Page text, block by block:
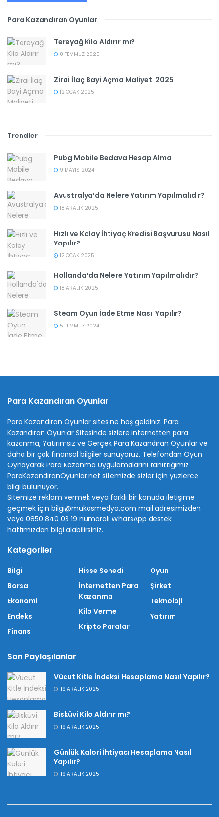
Para Kazandıran Oyunlar
Tereyağ Kilo Aldırır mı?
8 TEMMUZ 2025
Zirai İlaç Bayi Açma Maliyeti 2025
12 OCAK 2025
Trendler
Pubg Mobile Bedava Hesap Alma
9 MAYIS 2024
Avustralya’da Nelere Yatırım Yapılmalıdır?
18 ARALIK 2025
Hızlı ve Kolay İhtiyaç Kredisi Başvurusu Nasıl
Yapılır?
12 OCAK 2025
Hollanda’da Nelere Yatırım Yapılmalıdır?
18 ARALIK 2025
Steam Oyun İade Etme Nasıl Yapılır?
5 TEMMUZ 2024
Para Kazandıran Oyunlar
Para Kazandıran Oyunlar sitesine hoş geldiniz. Para
Kazandıran Oyunlar Sitesinde sizlere internetten para
kazanma, Yatırımsız ve Gerçek Para Kazandıran Oyunlar ve
daha bir çok finansal bilgiler sunuyoruz. Telefondan Oyun
Oynayarak Para Kazanma Uygulamalarını tanıttığımız
ParaKazandıranOyunlar.net sitemizde sizler için yüzlerce
bilgi bulunuyor.
Sitemize reklam vermek veya farklı bir konuda iletişime
geçmek için bilgi@mukasmedya.com mail adresimizden
veya 0850 840 03 19 numaralı WhatsApp destek
hattımızdan bilgi alabilirsiniz.
Kategoriler
Bilgi
Borsa
Ekonomi
Endeks
Finans
Hisse Senedi
İnternetten Para
Kazanma
Kilo Verme
Kripto Paralar
Oyun
Şirket
Teknoloji
Yatırım
Son Paylaşılanlar
Vücut Kitle İndeksi Hesaplama Nasıl Yapılır?
19 ARALIK 2025
Bisküvi Kilo Aldırır mı?
19 ARALIK 2025
Günlük Kalori İhtiyacı Hesaplama Nasıl
Yapılır?
19 ARALIK 2025